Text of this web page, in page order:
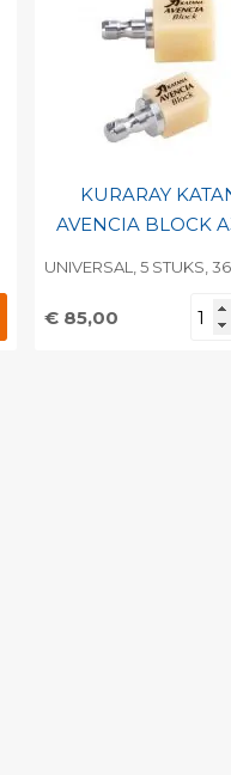
KURARAY
AVENCIA BLOCK
UNIVERSAL, 5 STUKS,
€ 85,00